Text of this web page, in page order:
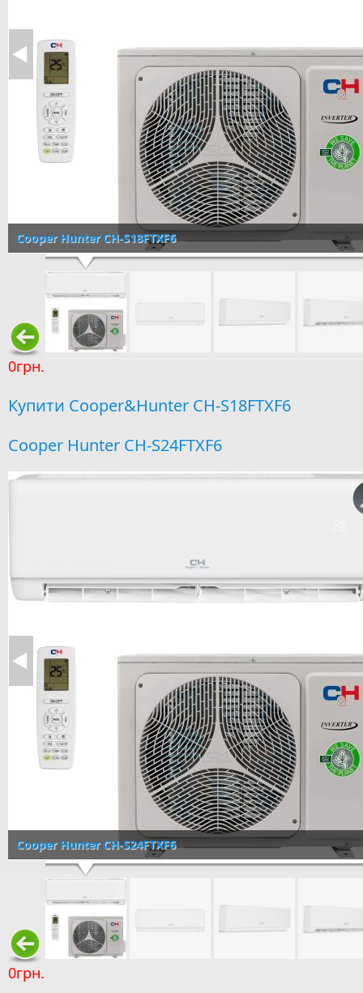
Cooper Hunter CH-S18FTXF6
0грн.
Купити Cooper&Hunter CH-S18FTXF6
Cooper Hunter CH-S24FTXF6
Cooper Hunter CH-S24FTXF6
0грн.